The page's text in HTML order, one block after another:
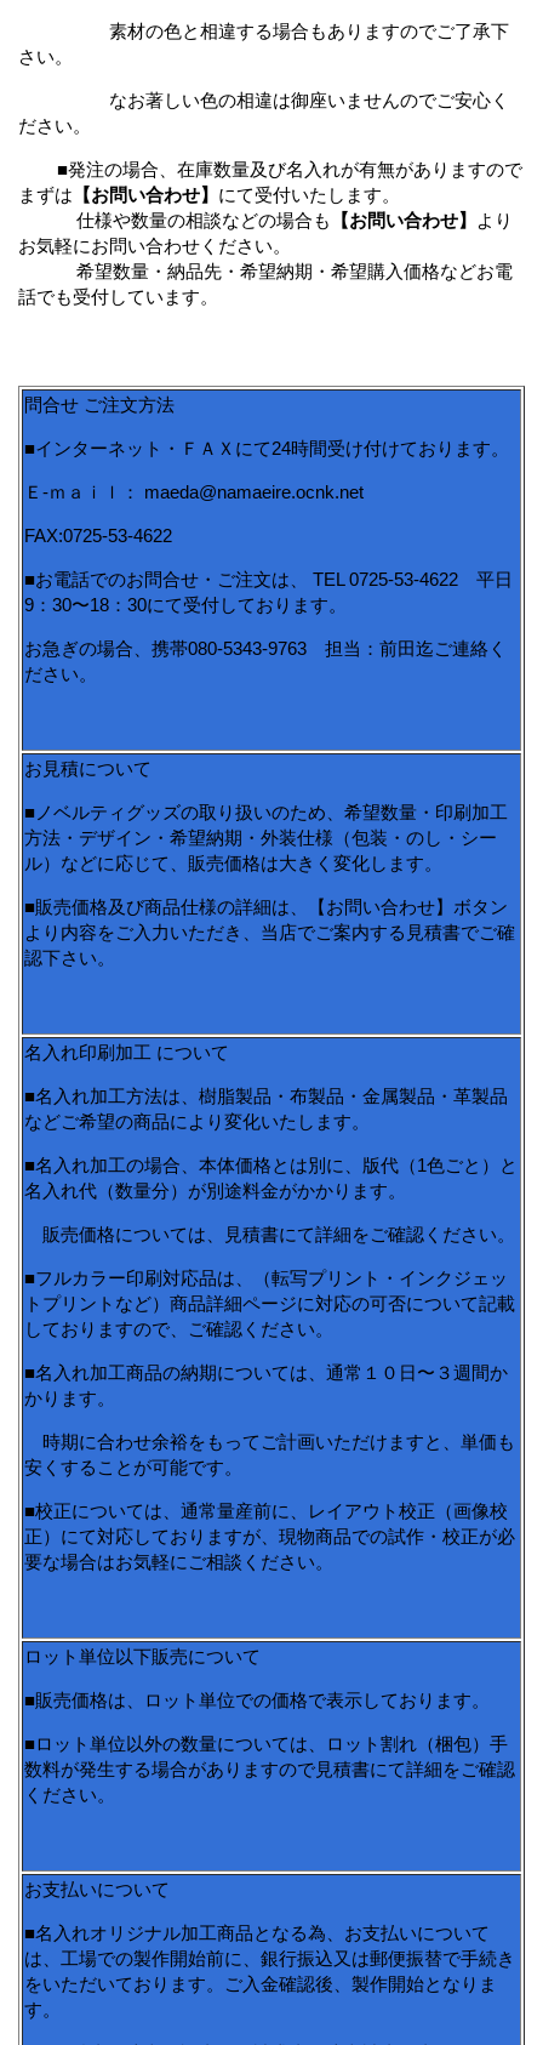
素材の色と相違する場合もありますのでご了承下
さい。
なお著しい色の相違は御座いませんのでご安心く
ださい。
■発注の場合、在庫数量及び名入れが有無がありますので
まずは 【お問い合わせ】 にて受付いたします。
仕様や数量の相談などの場合も
【お問い合わせ】
より
お気軽にお問い合わせください。
希望数量・納品先・希望納期・希望購入価格などお電
話でも受付しています。
問合せ ご注文方法
■インターネット・ＦＡＸにて24時間受け付けております。
Ｅ-ｍａｉｌ： maeda@namaeire.ocnk.net
FAX:0725-53-4622
■お電話でのお問合せ・ご注文は、 TEL 0725-53-4622 平日
9：30〜18：30にて受付しております。
お急ぎの場合、携帯080-5343-9763 担当：前田迄ご連絡く
ださい。
お見積について
■ノベルティグッズの取り扱いのため、希望数量・印刷加工
方法・デザイン・希望納期・外装仕様（包装・のし・シー
ル）などに応じて、販売価格は大きく変化します。
■販売価格及び商品仕様の詳細は、【お問い合わせ】ボタン
より内容をご入力いただき、当店でご案内する見積書でご確
認下さい。
名入れ印刷加工 について
■名入れ加工方法は、樹脂製品・布製品・金属製品・革製品
などご希望の商品により変化いたします。
■名入れ加工の場合、本体価格とは別に、版代（1色ごと）と
名入れ代（数量分）が別途料金がかかります。
販売価格については、見積書にて詳細をご確認ください。
■フルカラー印刷対応品は、（転写プリント・インクジェッ
トプリントなど）商品詳細ページに対応の可否について記載
しておりますので、ご確認ください。
■名入れ加工商品の納期については、通常１０日〜３週間か
かります。
時期に合わせ余裕をもってご計画いただけますと、単価も
安くすることが可能です。
■校正については、通常量産前に、レイアウト校正（画像校
正）にて対応しておりますが、現物商品での試作・校正が必
要な場合はお気軽にご相談ください。
ロット単位以下販売について
■販売価格は、ロット単位での価格で表示しております。
■ロット単位以外の数量については、ロット割れ（梱包）手
数料が発生する場合がありますので見積書にて詳細をご確認
ください。
お支払いについて
■名入れオリジナル加工商品となる為、お支払いについて
は、工場での製作開始前に、銀行振込又は郵便振替で手続き
をいただいております。ご入金確認後、製作開始となりま
す。